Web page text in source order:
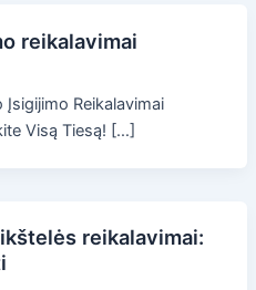
reikalavimai
Reikalavimai
Visą Tiesą! […]
reikalavimai: